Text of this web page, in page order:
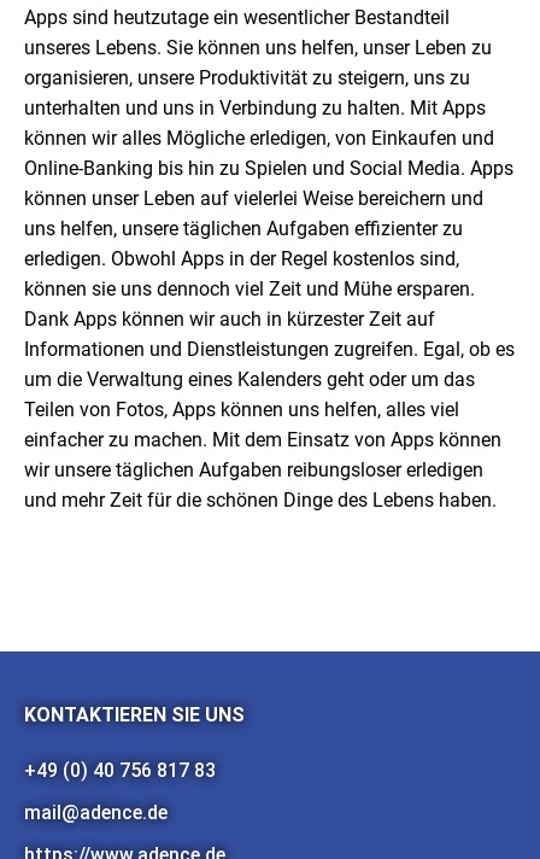
Apps sind heutzutage ein wesentlicher Bestandteil
unseres Lebens. Sie können uns helfen, unser Leben zu
organisieren, unsere Produktivität zu steigern, uns zu
unterhalten und uns in Verbindung zu halten. Mit Apps
können wir alles Mögliche erledigen, von Einkaufen und
Online-Banking bis hin zu Spielen und Social Media. Apps
können unser Leben auf vielerlei Weise bereichern und
uns helfen, unsere täglichen Aufgaben effizienter zu
erledigen. Obwohl Apps in der Regel kostenlos sind,
können sie uns dennoch viel Zeit und Mühe ersparen.
Dank Apps können wir auch in kürzester Zeit auf
Informationen und Dienstleistungen zugreifen. Egal, ob es
um die Verwaltung eines Kalenders geht oder um das
Teilen von Fotos, Apps können uns helfen, alles viel
einfacher zu machen. Mit dem Einsatz von Apps können
wir unsere täglichen Aufgaben reibungsloser erledigen
und mehr Zeit für die schönen Dinge des Lebens haben.
KONTAKTIEREN SIE UNS
+49 (0) 40 756 817 83
mail@adence.de